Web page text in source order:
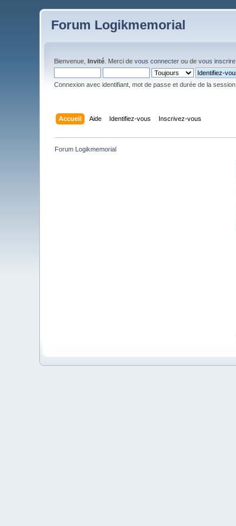
Forum Logikmemorial
Bienvenue,Invité . Merci devous connecter ou devous inscrire
Connexion avec identifiant, mot de passe et durée de la session
Accueil Aide Identifiez-vous Inscrivez-vous
Forum Logikmemorial